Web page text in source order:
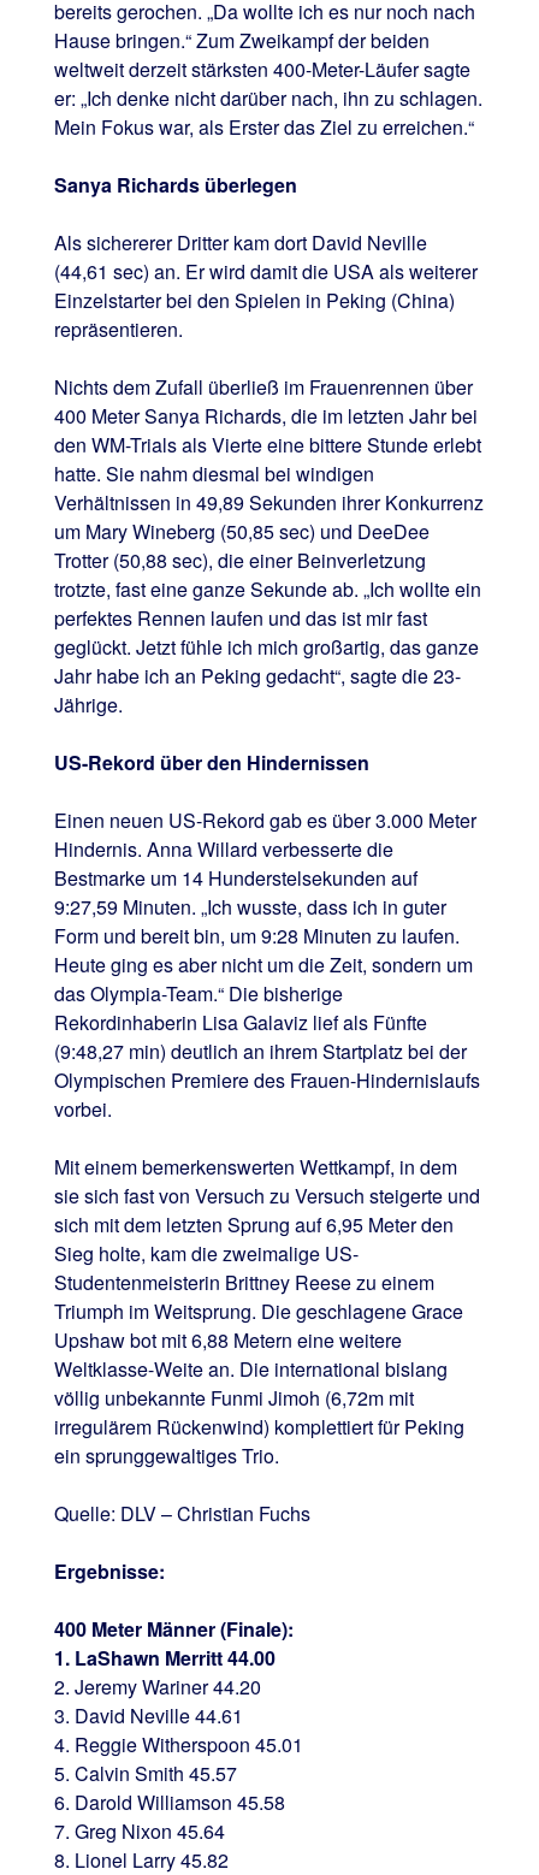
bereits gerochen. „Da wollte ich es nur noch nach
Hause bringen.“ Zum Zweikampf der beiden
weltweit derzeit stärksten 400-Meter-Läufer sagte
er: „Ich denke nicht darüber nach, ihn zu schlagen.
Mein Fokus war, als Erster das Ziel zu erreichen.“
Sanya Richards überlegen
Als sichererer Dritter kam dort David Neville
(44,61 sec) an. Er wird damit die USA als weiterer
Einzelstarter bei den Spielen in Peking (China)
repräsentieren.
Nichts dem Zufall überließ im Frauenrennen über
400 Meter Sanya Richards, die im letzten Jahr bei
den WM-Trials als Vierte eine bittere Stunde erlebt
hatte. Sie nahm diesmal bei windigen
Verhältnissen in 49,89 Sekunden ihrer Konkurrenz
um Mary Wineberg (50,85 sec) und DeeDee
Trotter (50,88 sec), die einer Beinverletzung
trotzte, fast eine ganze Sekunde ab. „Ich wollte ein
perfektes Rennen laufen und das ist mir fast
geglückt. Jetzt fühle ich mich großartig, das ganze
Jahr habe ich an Peking gedacht“, sagte die 23-
Jährige.
US-Rekord über den Hindernissen
Einen neuen US-Rekord gab es über 3.000 Meter
Hindernis. Anna Willard verbesserte die
Bestmarke um 14 Hunderstelsekunden auf
9:27,59 Minuten. „Ich wusste, dass ich in guter
Form und bereit bin, um 9:28 Minuten zu laufen.
Heute ging es aber nicht um die Zeit, sondern um
das Olympia-Team.“ Die bisherige
Rekordinhaberin Lisa Galaviz lief als Fünfte
(9:48,27 min) deutlich an ihrem Startplatz bei der
Olympischen Premiere des Frauen-Hindernislaufs
vorbei.
Mit einem bemerkenswerten Wettkampf, in dem
sie sich fast von Versuch zu Versuch steigerte und
sich mit dem letzten Sprung auf 6,95 Meter den
Sieg holte, kam die zweimalige US-
Studentenmeisterin Brittney Reese zu einem
Triumph im Weitsprung. Die geschlagene Grace
Upshaw bot mit 6,88 Metern eine weitere
Weltklasse-Weite an. Die international bislang
völlig unbekannte Funmi Jimoh (6,72m mit
irregulärem Rückenwind) komplettiert für Peking
ein sprunggewaltiges Trio.
Quelle: DLV – Christian Fuchs
Ergebnisse:
400 Meter Männer (Finale):
1. LaShawn Merritt 44.00
2. Jeremy Wariner 44.20
3. David Neville 44.61
4. Reggie Witherspoon 45.01
5. Calvin Smith 45.57
6. Darold Williamson 45.58
7. Greg Nixon 45.64
8. Lionel Larry 45.82